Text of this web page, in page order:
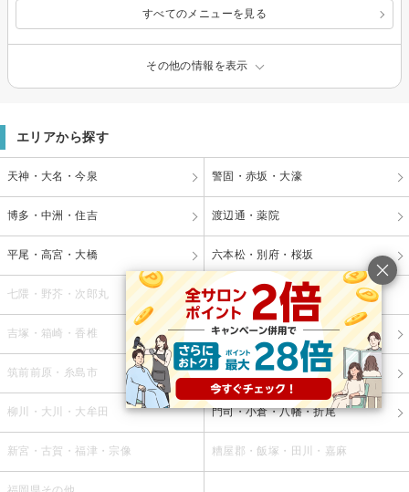
すべてのメニューを見る
その他の情報を表示
エリアから探す
天神・大名・今泉 警固・赤坂・大濠
博多・中洲・住吉 渡辺通・薬院
平尾・高宮・大橋 六本松・別府・桜坂
七隈・野芥・次郎丸 西新・藤崎・姪浜・九大学研都市
吉塚・箱崎・香椎 春日・大野城・太宰府・筑紫野
筑前前原・糸島市 小郡・久留米・筑後・八女
柳川・大川・大牟田 門司・小倉・八幡・折尾
新宮・古賀・福津・宗像 糟屋郡・飯塚・田川・嘉麻